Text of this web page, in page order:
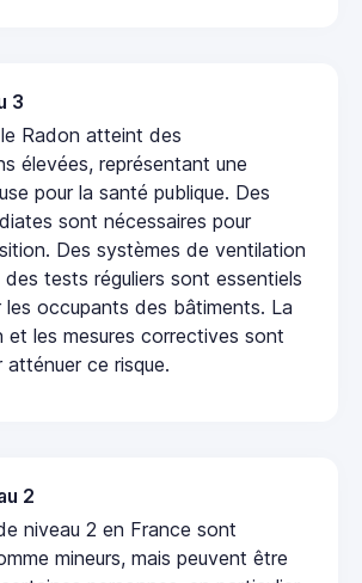
3
Radon atteint des
élevées, représentant une
pour la santé publique. Des
sont nécessaires pour
Des systèmes de ventilation
tests réguliers sont essentiels
les occupants des bâtiments. La
et les mesures correctives sont
atténuer ce risque.
2
niveau 2 en France sont
mineurs, mais peuvent être